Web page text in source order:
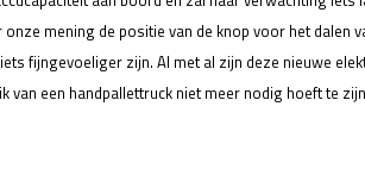
mening de positie van de knop voor het dalen
fijngevoeliger zijn. Al met al zijn deze nieuwe
van een handpallettruck niet meer nodig hoeft te